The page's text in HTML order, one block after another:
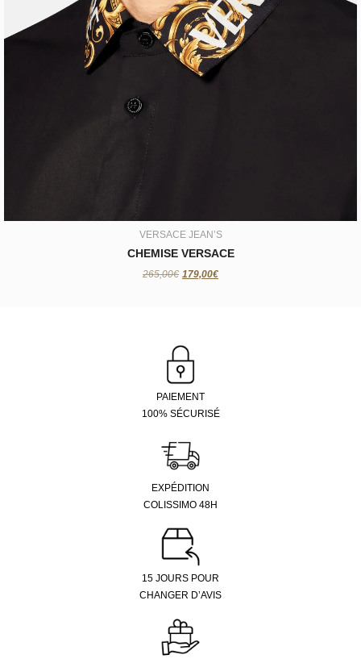
VERSACE JEAN’S
CHEMISE VERSACE
265,00€ 179,00€
Chemise VERSACE
PAIEMENT
100% SÉCURISÉ
EXPÉDITION
COLISSIMO 48H
15 JOURS POUR
CHANGER D’AVIS